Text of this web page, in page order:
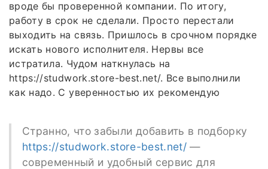
вроде бы проверенной компании. По итогу,
работу в срок не сделали. Просто перестали
выходить на связь. Пришлось в срочном порядке
искать нового исполнителя. Нервы все
истратила. Чудом наткнулась на
https://studwork.store-best.net/. Все выполнили
как надо. С уверенностью их рекомендую
Странно, что забыли добавить в подборку
https://studwork.store-best.net/ —
современный и удобный сервис для